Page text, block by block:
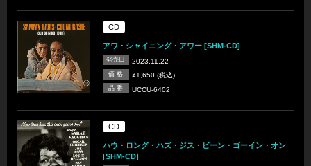
CD
アワ・シャイニング・アワー [SHM-CD]
発売日 2023.11.22
価 格 ¥1,650 (税込)
品 番 UCCU-6402
CD
ハウ・ロング・ハズ・ジス・ビーン・ゴーイン・オン
[SHM-CD]